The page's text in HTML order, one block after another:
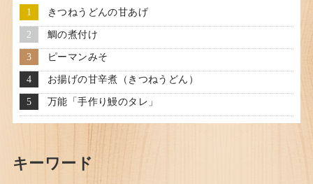
きつねうどんの甘あげ
鯛の煮付け
ピーマンみそ
お揚げの甘辛煮（きつねうどん）
万能「手作り鰻のタレ」
キーワード